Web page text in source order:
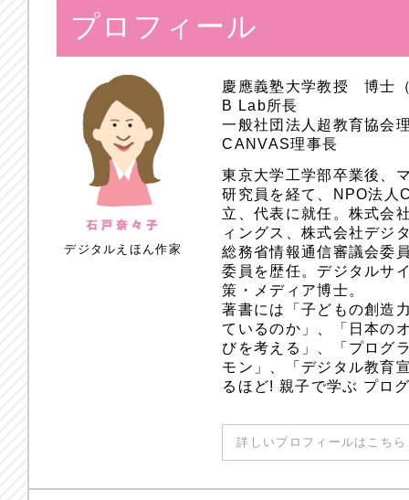
プロフィール
デジタルえほん作家
慶應義塾大学教授 博士
B Lab所長
一般社団法人超教育協会
CANVAS理事長
東京大学工学部卒業後、
研究員を経て、NPO法人
立、代表に就任。株式会
ィングス、株式会社デジ
総務省情報通信審議会委
委員を歴任。デジタルサ
策・メディア博士。
著書には「子どもの創造
ているのか」、「日本の
びを考える」、「プログ
モン」、「デジタル教育
るほど! 親子で学ぶ プロ
詳しいプロフィールはこち